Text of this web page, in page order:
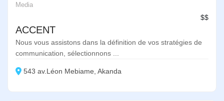
Media
$$
ACCENT
Nous vous assistons dans la définition de vos stratégies de
communication, sélectionnons ...
543 av.Léon Mebiame, Akanda